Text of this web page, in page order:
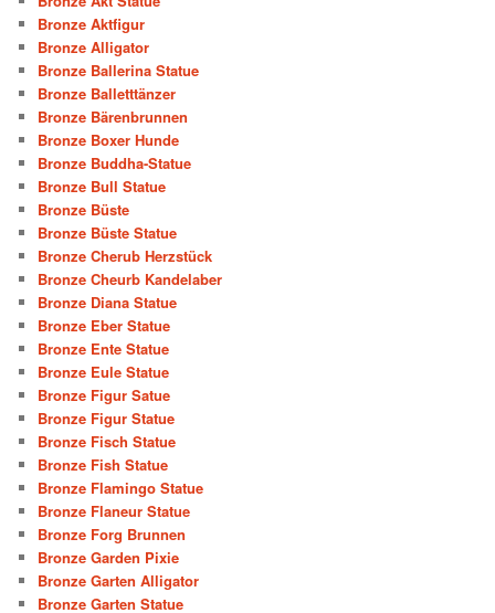
Bronze Aktfigur
Bronze Alligator
Bronze Ballerina Statue
Bronze Balletttänzer
Bronze Bärenbrunnen
Bronze Boxer Hunde
Bronze Buddha-Statue
Bronze Bull Statue
Bronze Büste
Bronze Büste Statue
Bronze Cherub Herzstück
Bronze Cheurb Kandelaber
Bronze Diana Statue
Bronze Eber Statue
Bronze Ente Statue
Bronze Eule Statue
Bronze Figur Satue
Bronze Figur Statue
Bronze Fisch Statue
Bronze Fish Statue
Bronze Flamingo Statue
Bronze Flaneur Statue
Bronze Forg Brunnen
Bronze Garden Pixie
Bronze Garten Alligator
Bronze Garten Statue